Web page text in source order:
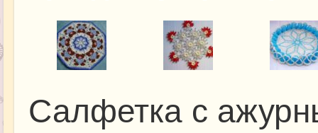
Салфетка с